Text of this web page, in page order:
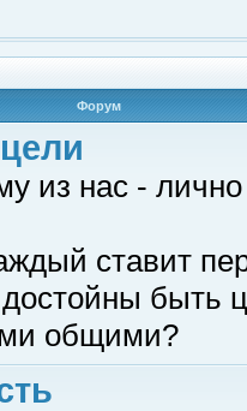
Форум
из нас -
ставит
быть
общими?